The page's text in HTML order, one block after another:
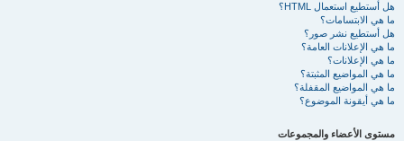
هل أستطيع استعمال HTML؟
ما هي الابتسامات؟
هل أستطيع نشر صور؟
ما هي الإعلانات العامة؟
ما هي الإعلانات؟
ما هي المواضيع المثبتة؟
ما هي المواضيع المقفلة؟
ما هي أيقونة الموضوع؟
مستوى الأعضاء والمجموعات